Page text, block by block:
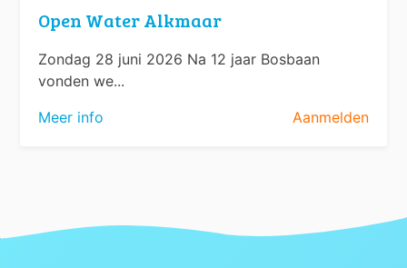
Open Water Alkmaar
Zondag 28 juni 2026 Na 12 jaar Bosbaan
vonden we...
Meer info
Aanmelden